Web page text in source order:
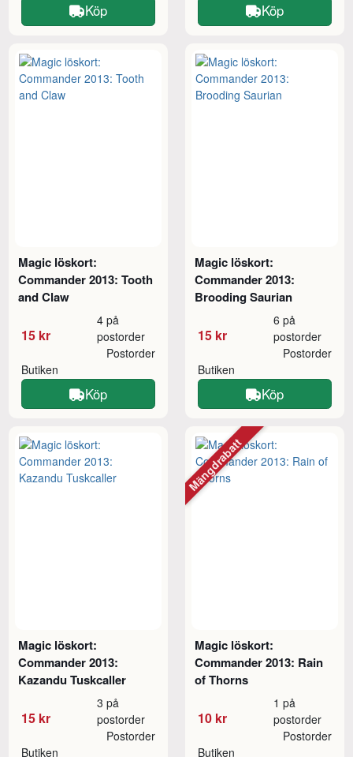
Köp Köp
Magic löskort:
Commander 2013: Tooth
and Claw
15 kr
4 på
postorder
Butiken
Postorder
Köp
Magic löskort:
Commander 2013:
Brooding Saurian
15 kr
6 på
postorder
Butiken
Postorder
Köp
Magic löskort:
Commander 2013:
Kazandu Tuskcaller
15 kr
3 på
postorder
Butiken
Postorder
Magic löskort:
Commander 2013: Rain
of Thorns
10 kr
1 på
postorder
Butiken
Postorder
Mängdrabatt